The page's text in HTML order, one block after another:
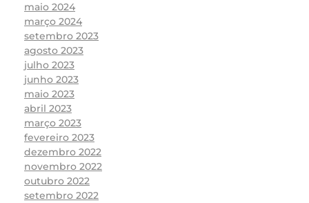
maio 2024
março 2024
setembro 2023
agosto 2023
julho 2023
junho 2023
maio 2023
abril 2023
março 2023
fevereiro 2023
dezembro 2022
novembro 2022
outubro 2022
setembro 2022